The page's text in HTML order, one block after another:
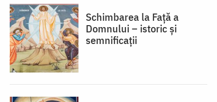
Schimbarea la Față a
Domnului – istoric și
semnificații